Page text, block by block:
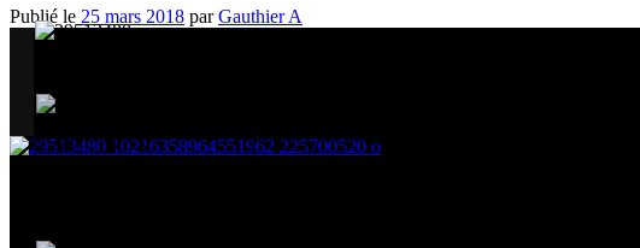
Publié le 25 mars 2018 par Gauthier A